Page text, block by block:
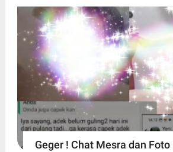
Geger ! Chat Mesra dan